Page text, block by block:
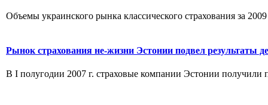
Объемы украинского рынка классического страхования за
Рынок страхования не-жизни Эстонии подвел результаты де
В I полугодии 2007 г. страховые компании Эстонии